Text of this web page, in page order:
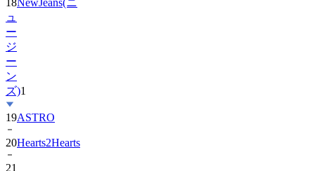
ー
ジ
ー
ン
ズ)
19ASTRO
20Hearts2Hearts
21
ソ